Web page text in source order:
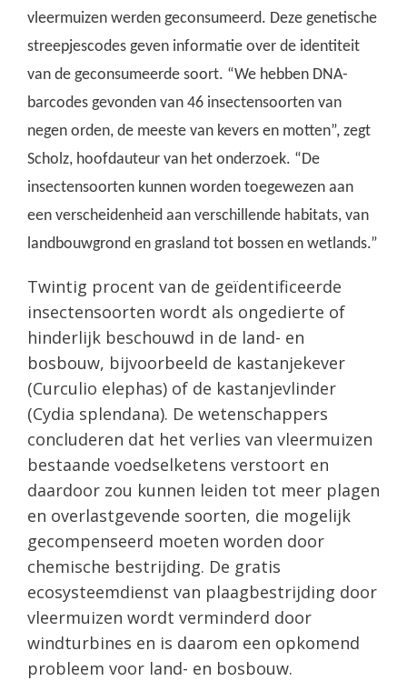
vleermuizen werden geconsumeerd. Deze genetische
streepjescodes geven informatie over de identiteit
van de geconsumeerde soort. “We hebben DNA-
barcodes gevonden van 46 insectensoorten van
negen orden, de meeste van kevers en motten”, zegt
Scholz, hoofdauteur van het onderzoek. “De
insectensoorten kunnen worden toegewezen aan
een verscheidenheid aan verschillende habitats, van
landbouwgrond en grasland tot bossen en wetlands.”
Twintig procent van de geïdentificeerde
insectensoorten wordt als ongedierte of
hinderlijk beschouwd in de land- en
bosbouw, bijvoorbeeld de kastanjekever
(Curculio elephas) of de kastanjevlinder
(Cydia splendana). De wetenschappers
concluderen dat het verlies van vleermuizen
bestaande voedselketens verstoort en
daardoor zou kunnen leiden tot meer plagen
en overlastgevende soorten, die mogelijk
gecompenseerd moeten worden door
chemische bestrijding. De gratis
ecosysteemdienst van plaagbestrijding door
vleermuizen wordt verminderd door
windturbines en is daarom een opkomend
probleem voor land- en bosbouw.